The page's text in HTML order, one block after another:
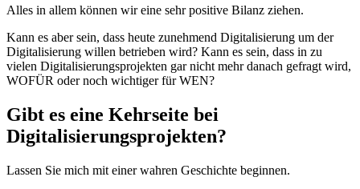
Alles in allem können wir eine sehr positive Bilanz ziehen.
Kann es aber sein, dass heute zunehmend Digitalisierung um der
Digitalisierung willen betrieben wird? Kann es sein, dass in zu
vielen Digitalisierungsprojekten gar nicht mehr danach gefragt wird,
WOFÜR oder noch wichtiger für WEN?
Gibt es eine Kehrseite bei
Digitalisierungsprojekten?
Lassen Sie mich mit einer wahren Geschichte beginnen.